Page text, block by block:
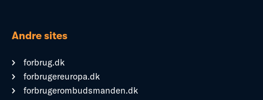
Andre sites
forbrug.dk
forbrugereuropa.dk
forbrugerombudsmanden.dk